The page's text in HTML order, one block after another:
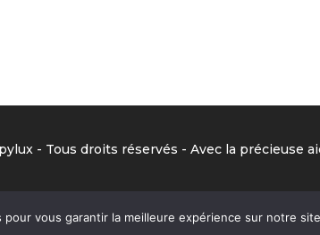
- Tous droits réservés - Avec la précieuse
pour vous garantir la meilleure expérience sur notre